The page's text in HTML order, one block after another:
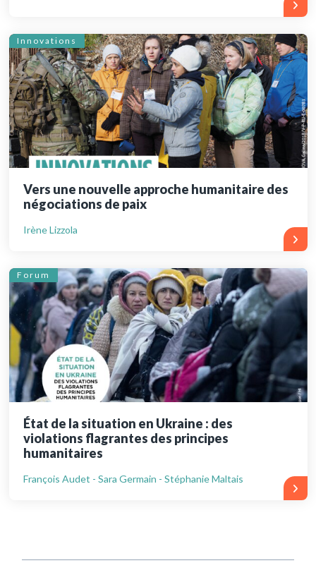
Innovations
Vers une nouvelle approche humanitaire des
négociations de paix
Irène Lizzola
Forum
État de la situation en Ukraine : des
violations flagrantes des principes
humanitaires
François Audet - Sara Germain - Stéphanie Maltais